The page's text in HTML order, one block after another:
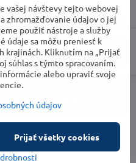
Do košíka
vašej návštevy tejto webovej
zhromažďovanie údajov o jej
použiť nástroje a služby
údaje sa môžu preniesť k
krajinách. Kliknutím na „Prijať
súhlas s týmto spracovaním.
alebo upraviť svoje
údajov
Prijať všetky cookies